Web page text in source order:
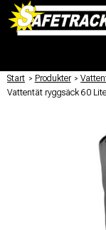
Start / Produkter /
Vattentät ryggsäck 60